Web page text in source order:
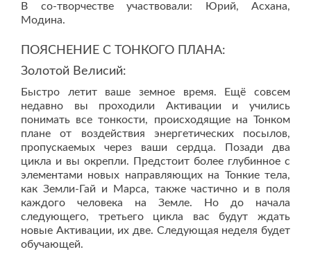
В со-творчестве участвовали: Юрий, Асхана,
Модина.
ПОЯСНЕНИЕ С ТОНКОГО ПЛАНА:
Золотой Велисий:
Быстро летит ваше земное время. Ещё совсем
недавно вы проходили Активации и учились
понимать все тонкости, происходящие на Тонком
плане от воздействия энергетических посылов,
пропускаемых через ваши сердца. Позади два
цикла и вы окрепли. Предстоит более глубинное с
элементами новых направляющих на Тонкие тела,
как Земли-Гай и Марса, также частично и в поля
каждого человека на Земле. Но до начала
следующего, третьего цикла вас будут ждать
новые Активации, их две. Следующая неделя будет
обучающей.